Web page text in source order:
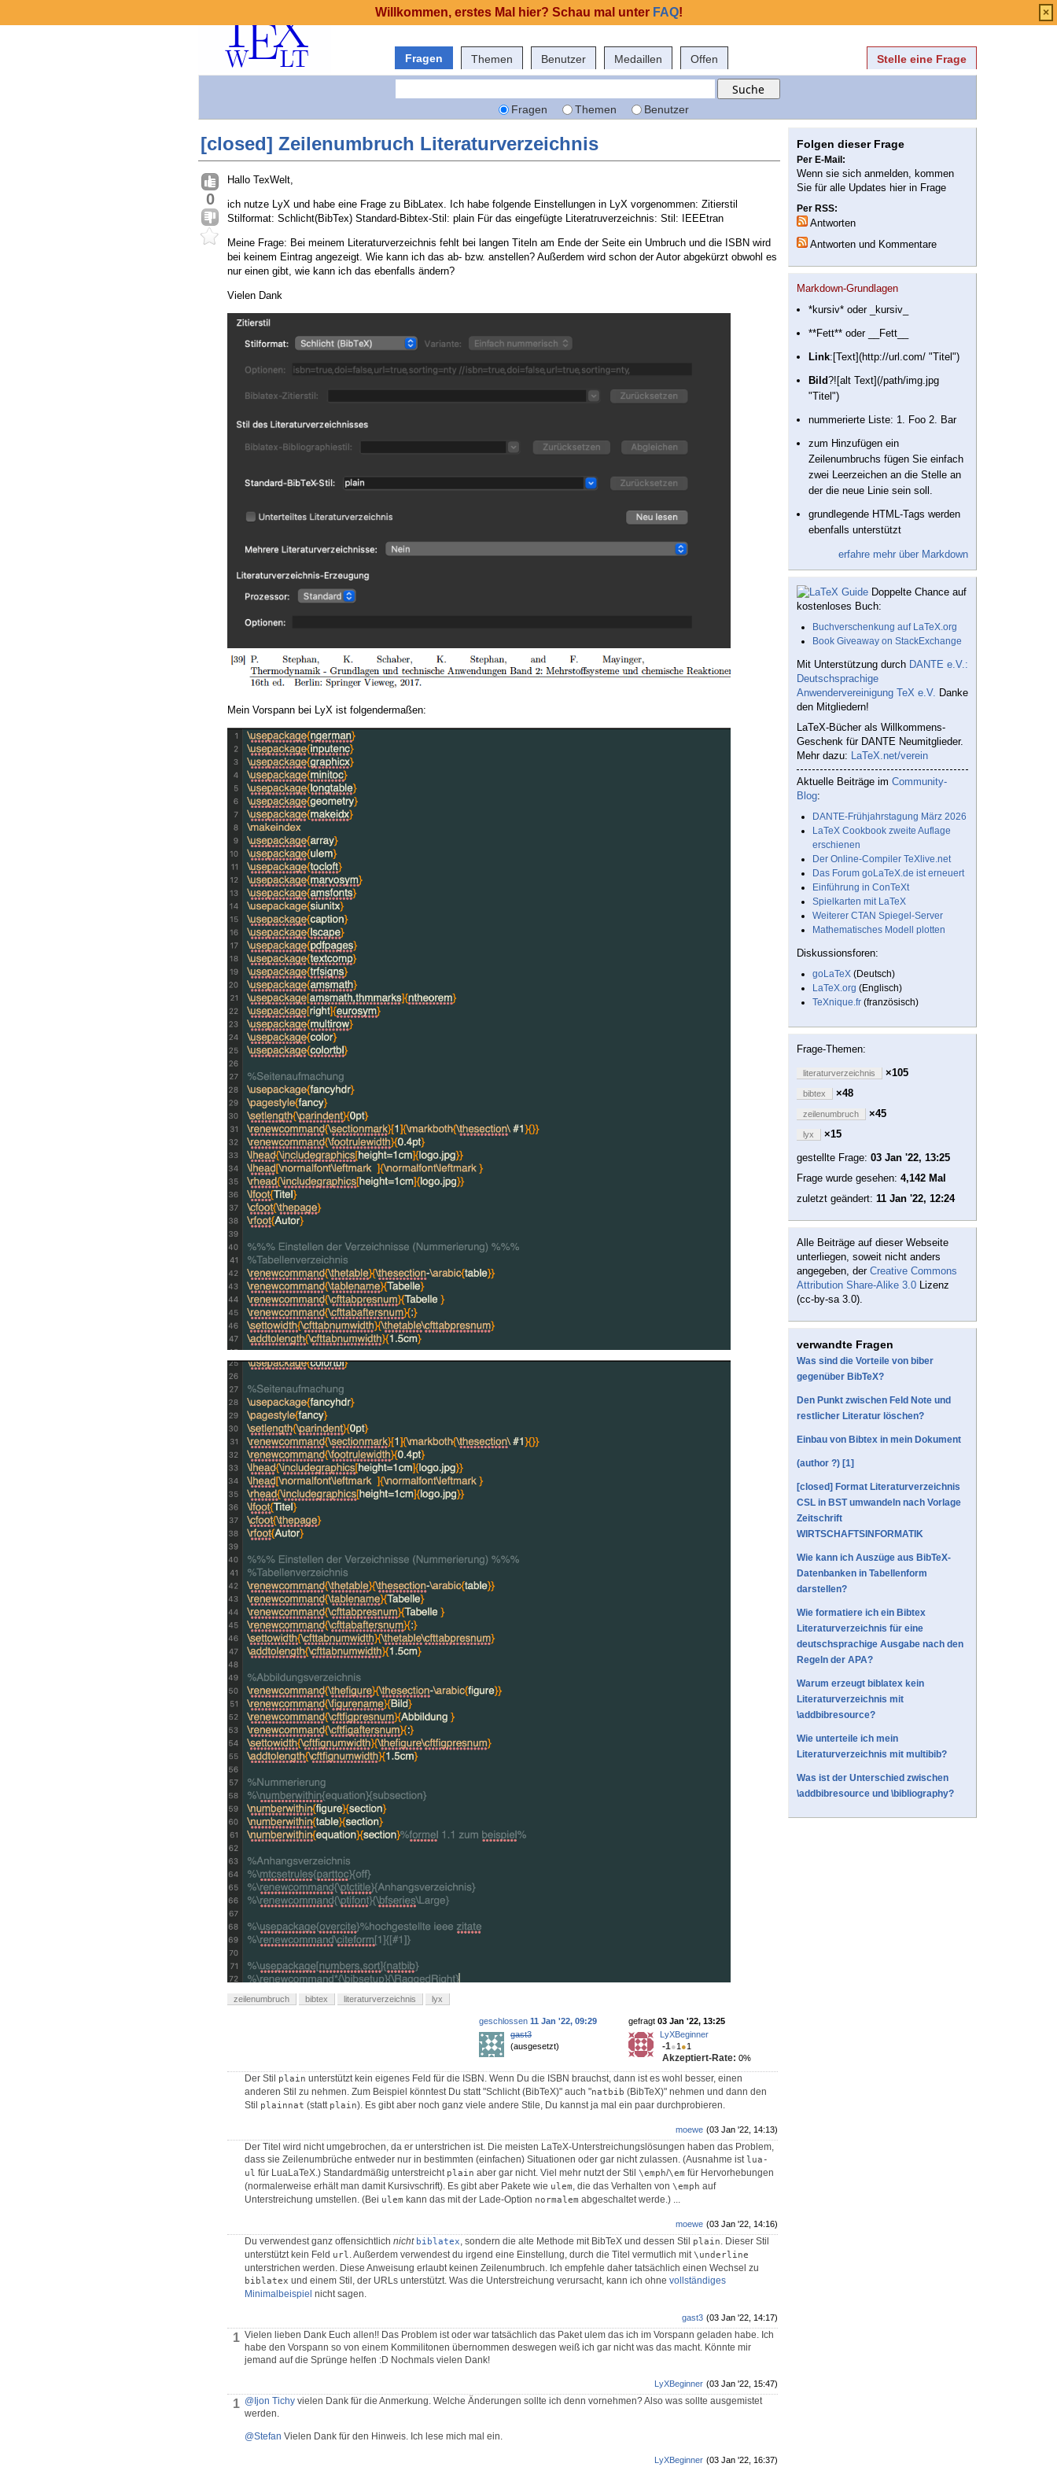
Fragen Themen Benutzer Medaillen Offen Stelle eine Frage
Fragen Themen Benutzer
[closed] Zeilenumbruch Literaturverzeichnis
0
Hallo TexWelt,
ich nutze LyX und habe eine Frage zu BibLatex. Ich habe folgende Einstellungen in LyX vorgenommen: Zitierstil
Stilformat: Schlicht(BibTex) Standard-Bibtex-Stil: plain Für das eingefügte Literatruverzeichnis: Stil: IEEEtran
Meine Frage: Bei meinem Literaturverzeichnis fehlt bei langen Titeln am Ende der Seite ein Umbruch und die ISBN wird
bei keinem Eintrag angezeigt. Wie kann ich das ab- bzw. anstellen? Außerdem wird schon der Autor abgekürzt obwohl es
nur einen gibt, wie kann ich das ebenfalls ändern?
Vielen Dank
Mein Vorspann bei LyX ist folgendermaßen:
zeilenumbruch bibtex literaturverzeichnis lyx
gefragt 03 Jan '22, 13:25
LyXBeginner
-1●1 ●1
Akzeptiert-Rate: 0%
geschlossen 11 Jan '22, 09:29
gast3
(ausgesetzt)
Der Stil plain unterstützt kein eigenes Feld für die ISBN. Wenn Du die ISBN brauchst, dann ist es wohl besser, einen
anderen Stil zu nehmen. Zum Beispiel könntest Du statt "Schlicht (BibTeX)" auch "natbib (BibTeX)" nehmen und dann den
Stil
plainnat (statt plain). Es gibt aber noch ganz viele andere Stile, Du kannst ja mal ein paar durchprobieren.
(03 Jan '22, 14:13)
moewe
Der Titel wird nicht umgebrochen, da er unterstrichen ist. Die meisten LaTeX-Unterstreichungslösungen haben das Problem,
dass sie Zeilenumbrüche entweder nur in bestimmten (einfachen) Situationen oder gar nicht zulassen. (Ausnahme istlua-
ul für LuaLaTeX.) Standardmäßig unterstreicht plain aber gar nicht. Viel mehr nutzt der Stil \emph/\em für Hervorhebungen
(normalerweise erhält man damit Kursivschrift). Es gibt aber Pakete wie ulem, die das Verhalten von \emph auf
Unterstreichung umstellen. (Bei ulem kann das mit der Lade-Option normalem abgeschaltet werde.) ...
(03 Jan '22, 14:16)
moewe
Du verwendest ganz offensichtlich nicht biblatex, sondern die alte Methode mit BibTeX und dessen Stil plain. Dieser Stil
unterstützt kein Feld url. Außerdem verwendest du irgend eine Einstellung, durch die Titel vermutlich mit\underline
unterstrichen werden. Diese Anweisung erlaubt keinen Zeilenumbruch. Ich empfehle daher tatsächlich einen Wechsel zu
biblatex und einem Stil, der URLs unterstützt. Was die Unterstreichung verursacht, kann ich ohne vollständiges
Minimalbeispiel nicht sagen.
(03 Jan '22, 14:17)
gast3
1 Vielen lieben Dank Euch allen!! Das Problem ist oder war tatsächlich das Paket ulem das ich im Vorspann geladen habe. Ich
habe den Vorspann so von einem Kommilitonen übernommen deswegen weiß ich gar nicht was das macht. Könnte mir
jemand auf die Sprünge helfen :D Nochmals vielen Dank!
(03 Jan '22, 15:47)
LyXBeginner
1 @Ijon Tichy vielen Dank für die Anmerkung. Welche Änderungen sollte ich denn vornehmen? Also was sollte ausgemistet
werden.
@Stefan Vielen Dank für den Hinweis. Ich lese mich mal ein.
(03 Jan '22, 16:37)
LyXBeginner
Folgen dieser Frage
Per E-Mail:
Wenn sie sich anmelden, kommen
Sie für alle Updates hier in Frage
Per RSS:
Antworten
Antworten und Kommentare
Markdown-Grundlagen
*kursiv* oder _kursiv_
**Fett** oder __Fett__
Link:[Text](http://url.com/ "Titel")
Bild?![alt Text](/path/img.jpg
"Titel")
nummerierte Liste: 1. Foo 2. Bar
zum Hinzufügen ein
Zeilenumbruchs fügen Sie einfach
zwei Leerzeichen an die Stelle an
der die neue Linie sein soll.
grundlegende HTML-Tags werden
ebenfalls unterstützt
erfahre mehr über Markdown
Doppelte Chance auf
kostenloses Buch:
Buchverschenkung auf LaTeX.org
Book Giveaway on StackExchange
Mit Unterstützung durch DANTE e.V.:
Deutschsprachige
Anwendervereinigung TeX e.V. Danke
den Mitgliedern!
LaTeX-Bücher als Willkommens-
Geschenk für DANTE Neumitglieder.
Mehr dazu: LaTeX.net/verein
Aktuelle Beiträge im Community-
Blog:
DANTE-Frühjahrstagung März 2026
LaTeX Cookbook zweite Auflage
erschienen
Der Online-Compiler TeXlive.net
Das Forum goLaTeX.de ist erneuert
Einführung in ConTeXt
Spielkarten mit LaTeX
Weiterer CTAN Spiegel-Server
Mathematisches Modell plotten
Diskussionsforen:
goLaTeX (Deutsch)
LaTeX.org (Englisch)
TeXnique.fr (französisch)
Frage-Themen:
literaturverzeichnis ×105
bibtex ×48
zeilenumbruch ×45
lyx
×15
gestellte Frage: 03 Jan '22, 13:25
Frage wurde gesehen: 4,142 Mal
zuletzt geändert: 11 Jan '22, 12:24
Alle Beiträge auf dieser Webseite
unterliegen, soweit nicht anders
angegeben, der Creative Commons
Attribution Share-Alike 3.0 Lizenz
(cc-by-sa 3.0).
verwandte Fragen
Was sind die Vorteile von biber
gegenüber BibTeX?
Den Punkt zwischen Feld Note und
restlicher Literatur löschen?
Einbau von Bibtex in mein Dokument
(author ?) [1]
[closed] Format Literaturverzeichnis
CSL in BST umwandeln nach Vorlage
Zeitschrift
WIRTSCHAFTSINFORMATIK
Wie kann ich Auszüge aus BibTeX-
Datenbanken in Tabellenform
darstellen?
Wie formatiere ich ein Bibtex
Literaturverzeichnis für eine
deutschsprachige Ausgabe nach den
Regeln der APA?
Warum erzeugt biblatex kein
Literaturverzeichnis mit
\addbibresource?
Wie unterteile ich mein
Literaturverzeichnis mit multibib?
Was ist der Unterschied zwischen
\addbibresource und \bibliography?
Willkommen, erstes Mal hier? Schau mal unter FAQ! ×